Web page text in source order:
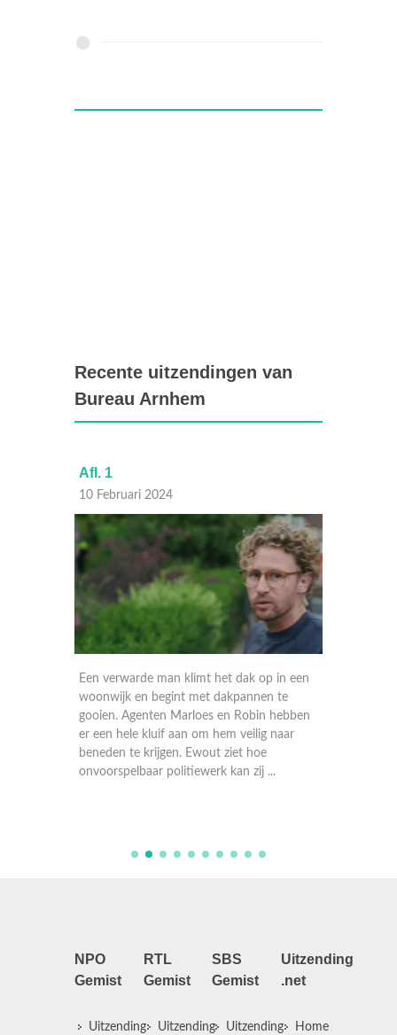
Recente uitzendingen van
Bureau Arnhem
Afl. 1
10 Februari 2024
Een verwarde man klimt het dak op in een
woonwijk en begint met dakpannen te
gooien. Agenten Marloes en Robin hebben
er een hele kluif aan om hem veilig naar
beneden te krijgen. Ewout ziet hoe
onvoorspelbaar politiewerk kan zij ...
NPO
Gemist
Uitzending
RTL
Gemist
Uitzending
SBS
Gemist
Uitzending
Uitzending
.net
Home